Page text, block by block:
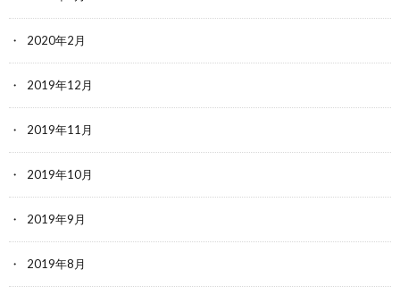
2020年2月
2019年12月
2019年11月
2019年10月
2019年9月
2019年8月